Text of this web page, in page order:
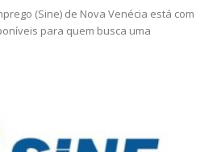
(Sine) de Nova Venécia está com
para quem busca uma